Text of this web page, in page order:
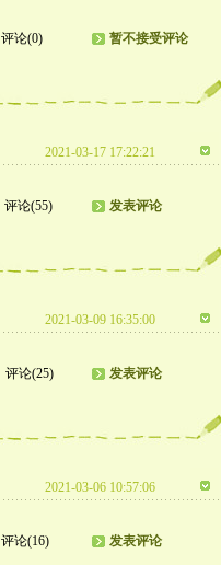
评论(0) 暂不接受评论
2021-03-17 17:22:21
评论(55) 发表评论
2021-03-09 16:35:00
评论(25) 发表评论
2021-03-06 10:57:06
评论(16) 发表评论